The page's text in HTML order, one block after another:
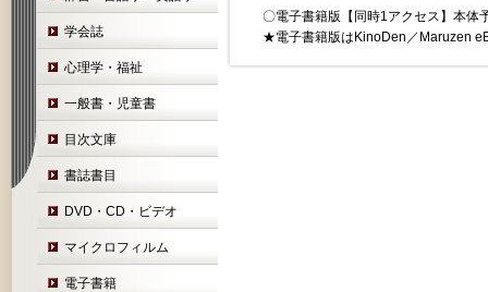
学会誌
心理学・福祉
一般書・児童書
目次文庫
書誌書目
DVD・CD・ビデオ
マイクロフィルム
電子書籍
〇電子書籍版【同時1アクセス】本
★電子書籍版はKinoDen／Maruzen